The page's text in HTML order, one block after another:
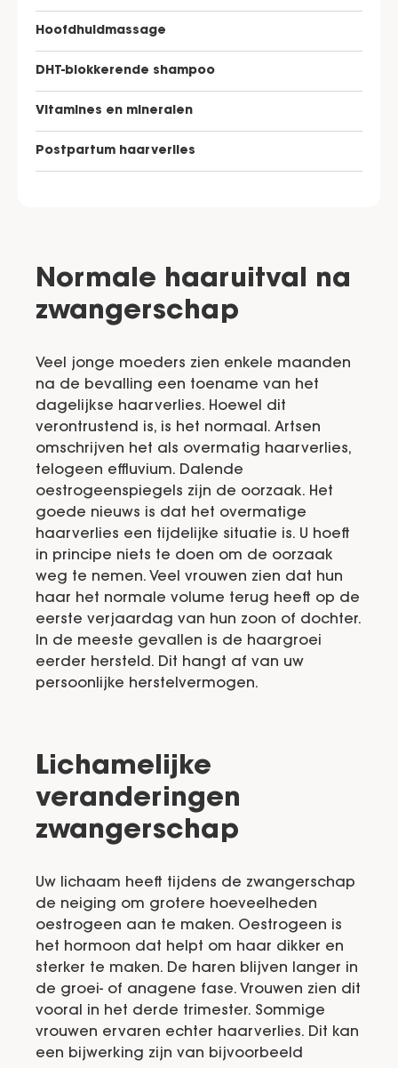
Hoofdhuidmassage
DHT-blokkerende shampoo
Vitamines en mineralen
Postpartum haarverlies
Normale haaruitval na
zwangerschap
Veel jonge moeders zien enkele maanden
na de bevalling een toename van het
dagelijkse haarverlies. Hoewel dit
verontrustend is, is het normaal. Artsen
omschrijven het als overmatig haarverlies,
telogeen effluvium. Dalende
oestrogeenspiegels zijn de oorzaak. Het
goede nieuws is dat het overmatige
haarverlies een tijdelijke situatie is. U hoeft
in principe niets te doen om de oorzaak
weg te nemen. Veel vrouwen zien dat hun
haar het normale volume terug heeft op de
eerste verjaardag van hun zoon of dochter.
In de meeste gevallen is de haargroei
eerder hersteld. Dit hangt af van uw
persoonlijke herstelvermogen.
Lichamelijke
veranderingen
zwangerschap
Uw lichaam heeft tijdens de zwangerschap
de neiging om grotere hoeveelheden
oestrogeen aan te maken. Oestrogeen is
het hormoon dat helpt om haar dikker en
sterker te maken. De haren blijven langer in
de groei- of anagene fase. Vrouwen zien dit
vooral in het derde trimester. Sommige
vrouwen ervaren echter haarverlies. Dit kan
een bijwerking zijn van bijvoorbeeld